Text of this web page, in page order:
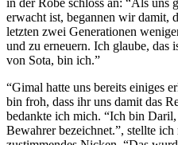
erwacht ist, begannen wir damit,
letzten zwei Generationen
und zu erneuern. Ich glaube,
von Sota, bin ich.”
“Gimal hatte uns bereits einiges
bin froh, dass ihr uns damit das
bedankte ich mich. “Ich bin
Bewahrer bezeichnet.”, stellte